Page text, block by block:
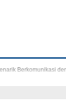
Berkomunikasi